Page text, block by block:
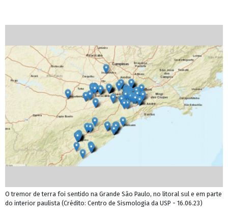
O tremor de terra foi sentido na Grande São Paulo, no litoral sul e em parte
do interior paulista (Crédito: Centro de Sismologia da USP - 16.06.23)